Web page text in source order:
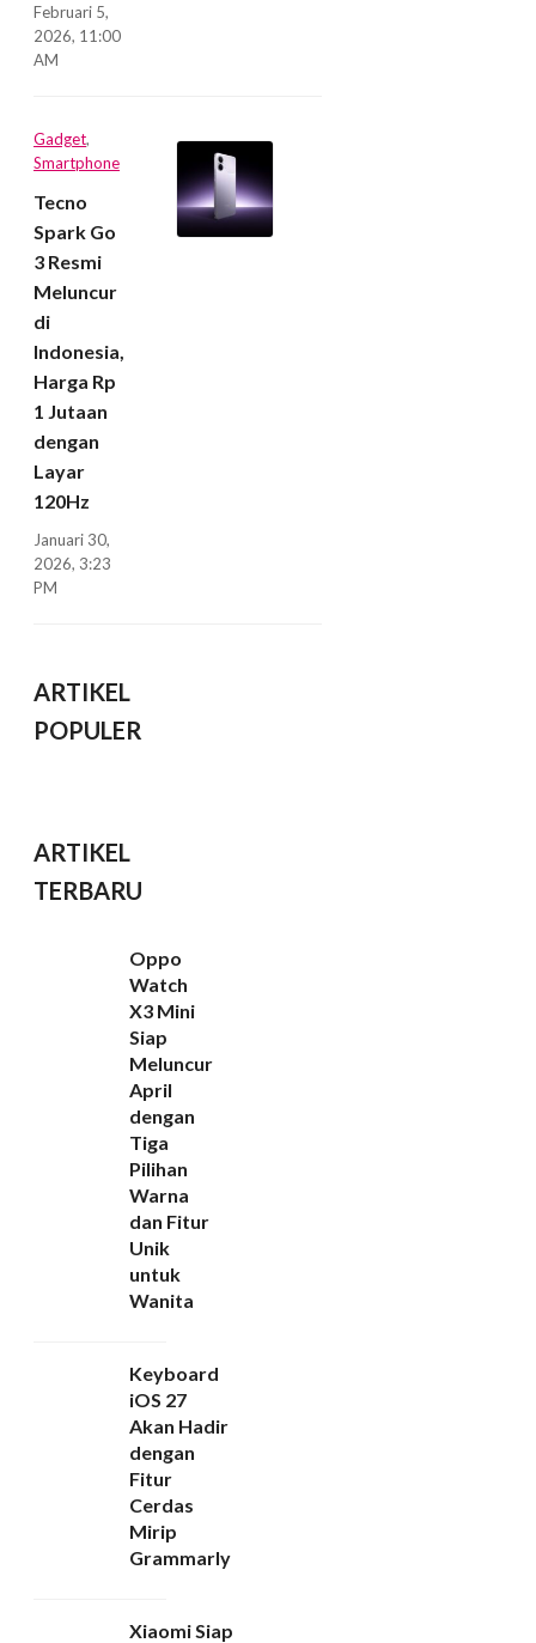
Februari 5,
2026, 11:00
AM
Gadget,
Smartphone
Tecno
Spark Go
3 Resmi
Meluncur
di
Indonesia,
Harga Rp
1 Jutaan
dengan
Layar
120Hz
Januari 30,
2026, 3:23
PM
ARTIKEL
POPULER
ARTIKEL
TERBARU
Oppo
Watch
X3 Mini
Siap
Meluncur
April
dengan
Tiga
Pilihan
Warna
dan Fitur
Unik
untuk
Wanita
Keyboard
iOS 27
Akan Hadir
dengan
Fitur
Cerdas
Mirip
Grammarly
Xiaomi Siap